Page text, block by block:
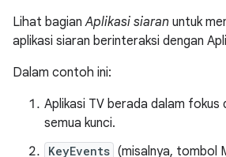
Lihat bagianAplikasi siaran untuk
aplikasi siaran berinteraksi dengan
Dalam contoh ini:
Aplikasi TV berada dalam fokus
semua kunci.
KeyEvents (misalnya, tombol